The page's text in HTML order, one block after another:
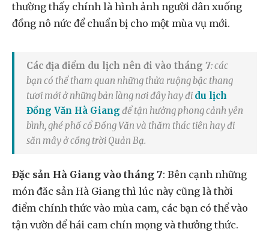
thường thấy chính là hình ảnh người dân xuống
đồng nô nức để chuẩn bị cho một mùa vụ mới.
Các địa điểm du lịch nên đi vào tháng 7: các
bạn có thể tham quan những thửa ruộng bậc thang
tươi mới ở những bản làng nơi đây hay đi du lịch
Đồng Văn Hà Giang để tận hưởng phong cảnh yên
bình, ghé phố cổ Đồng Văn và thăm thác tiên hay đi
săn mây ở cồng trời Quản Bạ.
Đặc sản Hà Giang vào tháng 7: Bên cạnh những
món đăc sản Hà Giang thì lúc này cũng là thời
điểm chính thức vào mùa cam, các bạn có thể vào
tận vườn để hái cam chín mọng và thưởng thức.